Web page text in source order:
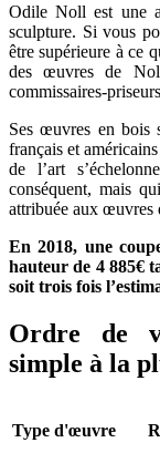
Odile Noll est une
sculpture. Si vous
être supérieure à ce
des œuvres de
commissaires-
Ses œuvres en bois
français et
de l’art
conséquent, mais
attribuée aux œuvres
En 2018, une
hauteur de 4 885€
soit trois fois
Ordre de
simple à la
Type d'œuvre